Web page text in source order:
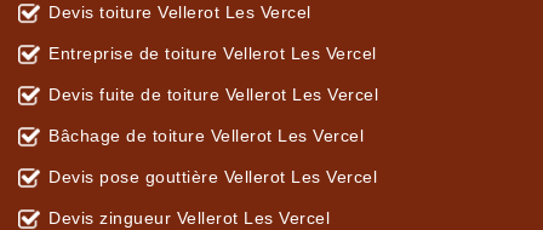
Devis toiture Vellerot Les Vercel
Entreprise de toiture Vellerot Les Vercel
Devis fuite de toiture Vellerot Les Vercel
Bâchage de toiture Vellerot Les Vercel
Devis pose gouttière Vellerot Les Vercel
Devis zingueur Vellerot Les Vercel